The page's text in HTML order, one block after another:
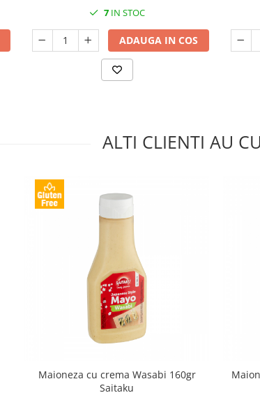
7IN STOC
ADAUGA IN COS
ALTI CLIENTI AU
Maioneza cu crema Wasabi 160gr
Saitaku